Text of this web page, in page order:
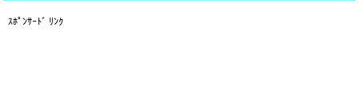
ｽﾎﾟﾝｻｰﾄﾞ ﾘﾝｸ